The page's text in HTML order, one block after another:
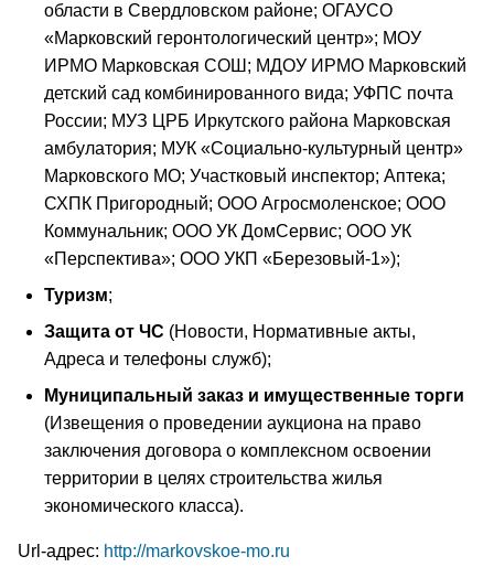
области в Свердловском районе; ОГАУСО
«Марковский геронтологический центр»; МОУ
ИРМО Марковская СОШ; МДОУ ИРМО Марковский
детский сад комбинированного вида; УФПС почта
России; МУЗ ЦРБ Иркутского района Марковская
амбулатория; МУК «Социально-культурный центр»
Марковского МО; Участковый инспектор; Аптека;
СХПК Пригородный; ООО Агросмоленское; ООО
Коммунальник; ООО УК ДомСервис; ООО УК
«Перспектива»; ООО УКП «Березовый-1»);
Туризм;
Защита от ЧС (Новости, Нормативные акты,
Адреса и телефоны служб);
Муниципальный заказ и имущественные торги
(Извещения о проведении аукциона на право
заключения договора о комплексном освоении
территории в целях строительства жилья
экономического класса).
Url-адрес: http://markovskoe-mo.ru